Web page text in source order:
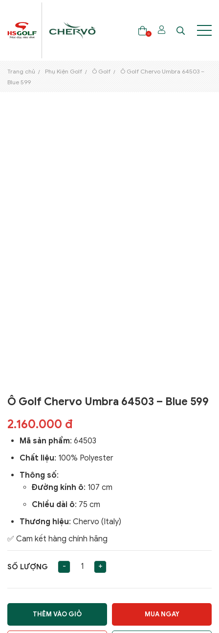
THƯƠNG HIỆU
0
Trang chủ Phụ Kiện Golf Ô Golf
Ô Golf Chervo Umbra 64503 –
Blue 599
Ô Golf Chervo Umbra 64503 – Blue 599
2.160.000 đ
Mã sản phẩm: 64503
Chất liệu: 100% Polyester
Thông số:
Đường kính ô: 107 cm
Chiều dài ô: 75 cm
Thương hiệu: Chervo (Italy)
✅ Cam kết hàng chính hãng
SỐ LƯỢNG - +
THÊM VÀO GIỎ MUA NGAY